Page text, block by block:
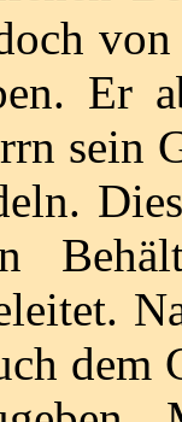
Er
sein
dem